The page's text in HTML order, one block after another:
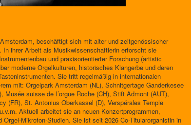
beschäftigt sich mit alter und zeitgenössischer
ihrer Arbeit als Musikwissenschaftlerin erforscht sie
und praxisorientierter Forschung (artistic
moderne Orgelkulturen, historisches Klangerbe und deren
Sie tritt regelmäßig in internationalen
mit: Orgelpark Amsterdam (NL), Schnitgertage Ganderkesee
suisse de l´orgue Roche (CH), Stift Admont (AUT),
(FR), St. Antonius Oberkassel (D), Verspérales Temple
Aktuell arbeitet sie an neuen Konzertprogrammen,
Mikrofon-Studien. Sie ist seit 2026 Co-Titularorganistin in